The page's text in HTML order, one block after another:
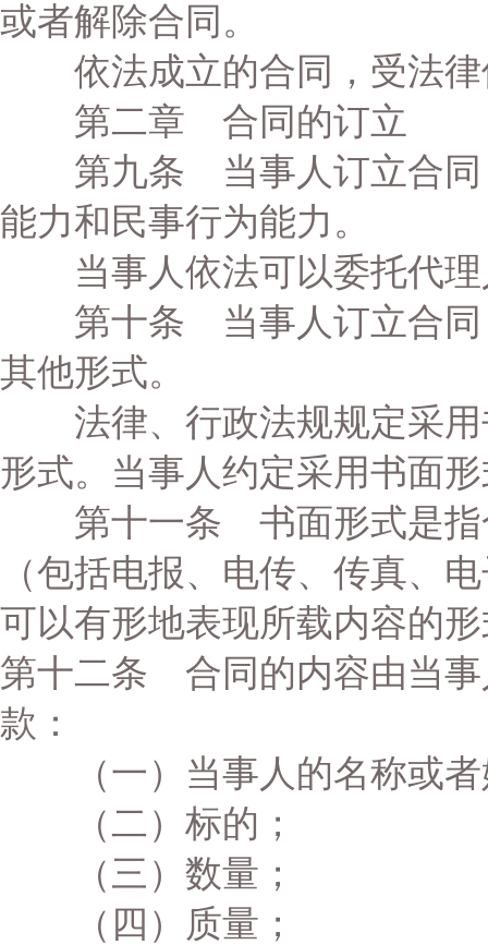
或者解除合同。
依法成立的合同，受法律
第二章 合同的订立
第九条 当事人订立合同
能力和民事行为能力。
当事人依法可以委托代理
第十条 当事人订立合同
其他形式。
法律、行政法规规定采用
形式。当事人约定采用书面
第十一条 书面形式是指
（包括电报、电传、传真、
可以有形地表现所载内容的
第十二条 合同的内容由当事
款：
（一）当事人的名称或者
（二）标的；
（三）数量；
（四）质量；